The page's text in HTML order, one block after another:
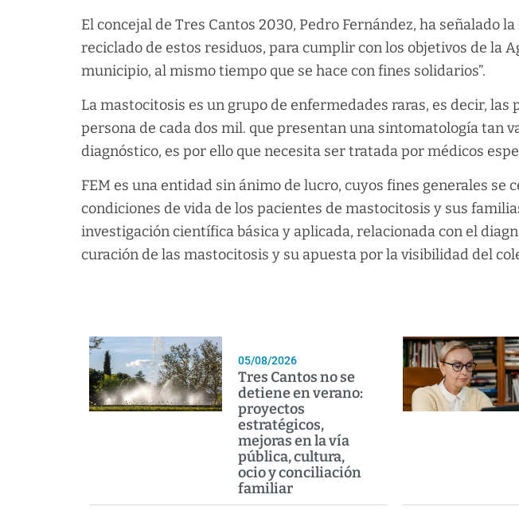
El concejal de Tres Cantos 2030, Pedro Fernández, ha señalado
reciclado de estos residuos, para cumplir con los objetivos de la
municipio, al mismo tiempo que se hace con fines solidarios”.
La mastocitosis es un grupo de enfermedades raras, es decir, las
persona de cada dos mil. que presentan una sintomatología tan
diagnóstico, es por ello que necesita ser tratada por médicos
FEM es una entidad sin ánimo de lucro, cuyos fines generales se
condiciones de vida de los pacientes de mastocitosis y sus
investigación científica básica y aplicada, relacionada con el
curación de las mastocitosis y su apuesta por la visibilidad del
05/08/2026
Tres Cantos no se
detiene en verano:
proyectos
estratégicos,
mejoras en la vía
pública, cultura,
ocio y conciliación
familiar